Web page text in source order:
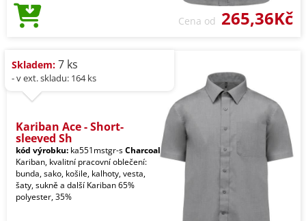
Cena od 265,36Kč
Skladem: 7 ks
- v ext. skladu: 164 ks
Kariban Ace - Short-
sleeved Sh
kód výrobku: ka551mstgr-sCharcoal
Kariban, kvalitní pracovní oblečení:
bunda, sako, košile, kalhoty, vesta,
šaty, sukně a další Kariban 65%
polyester, 35%